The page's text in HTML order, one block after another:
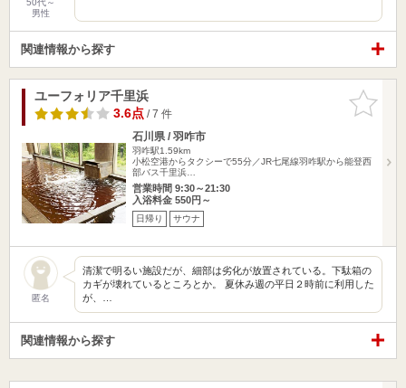
男性
関連情報から探す
お気に入
りに追加
ユーフォリア千里浜
3.6点/ 7 件
石川県 / 羽咋市
羽咋駅1.59km
小松空港からタクシーで55分／JR七尾線羽咋駅から能登西
部バス千里浜…
営業時間 9:30～21:30
入浴料金 550円～
日帰り サウナ
匿名
清潔で明るい施設だが、細部は劣化が放置されている。下駄箱の
カギが壊れているところとか。 夏休み週の平日２時前に利用した
が、…
関連情報から探す